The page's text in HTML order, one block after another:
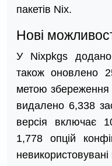
пакетів Nix.
Нові
У Nixpkgs
також оновлено
метою збереження
видалено 6,338
версія включає
1,778 опцій